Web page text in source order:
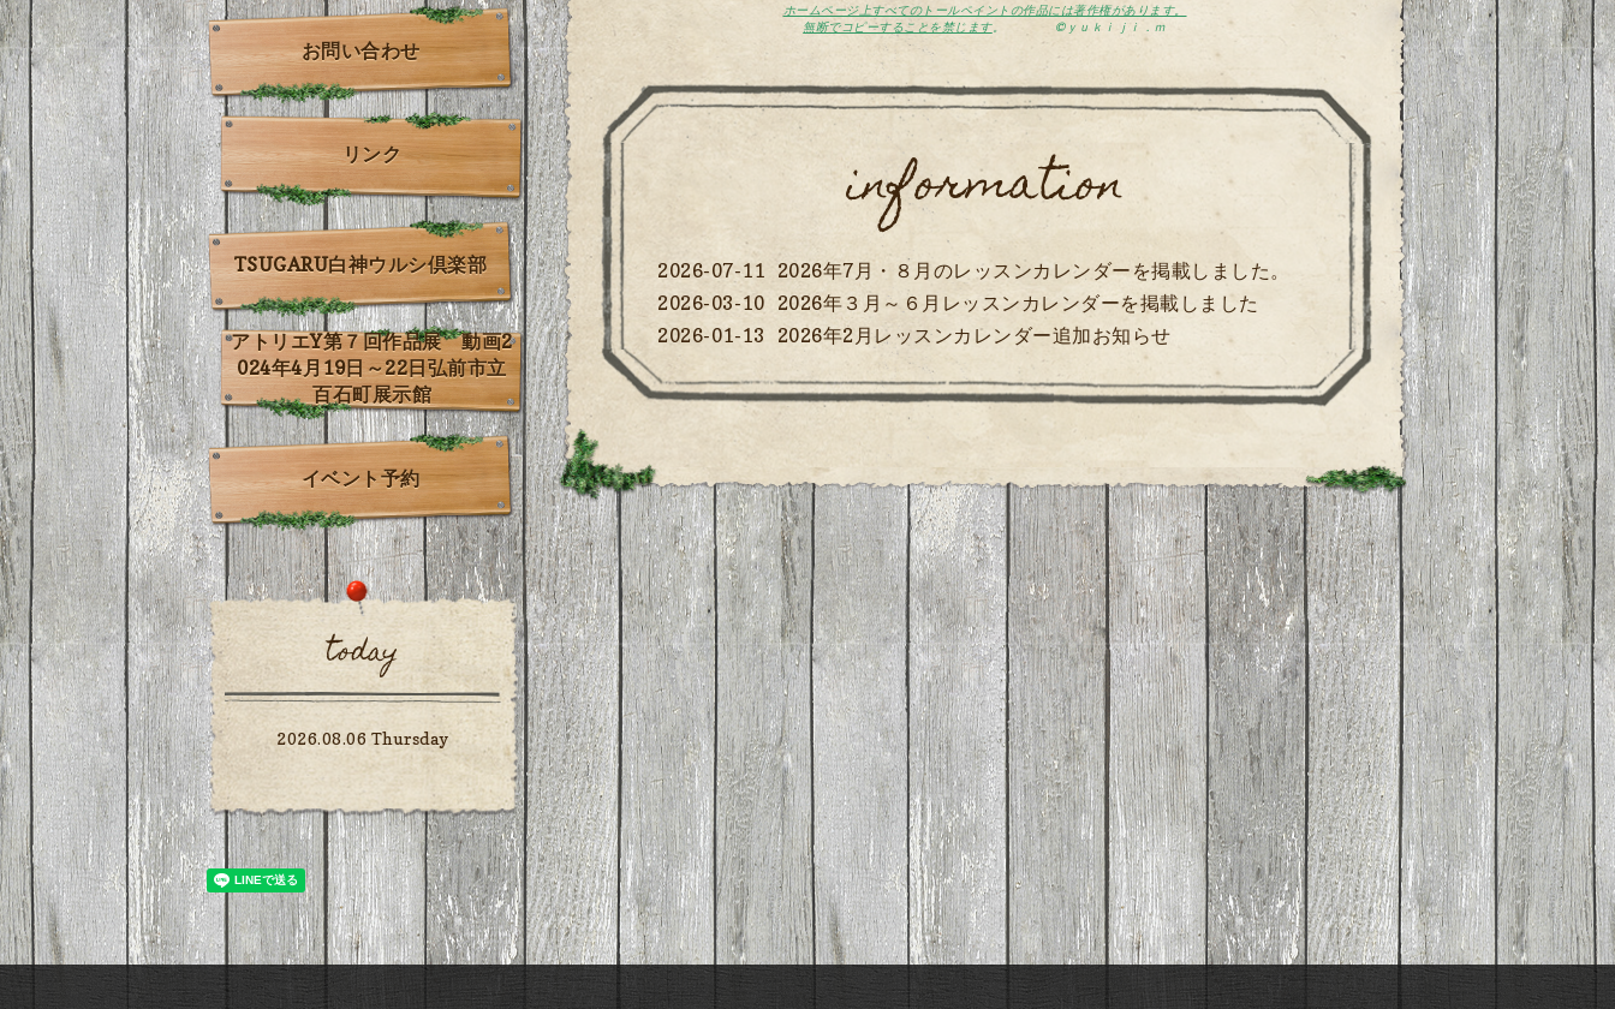
ホームページ上すべてのトールペイントの作品には著作権があります。
無断でコピーすることを禁じます。 ©ｙｕｋｉｊｉ．ｍ
information
2026-07-11
2026年7月・８月のレッスンカレンダーを掲載しました。
2026-03-10 2026年３月～６月レッスンカレンダーを掲載しました
2026-01-13
2026年2月レッスンカレンダー追加お知らせ
お問い合わせ
リンク
TSUGARU白神ウルシ倶楽部
アトリエY第７回作品展 動画2
024年4月19日～22日弘前市立
百石町展示館
イベント予約
today
2026.08.06 Thursday